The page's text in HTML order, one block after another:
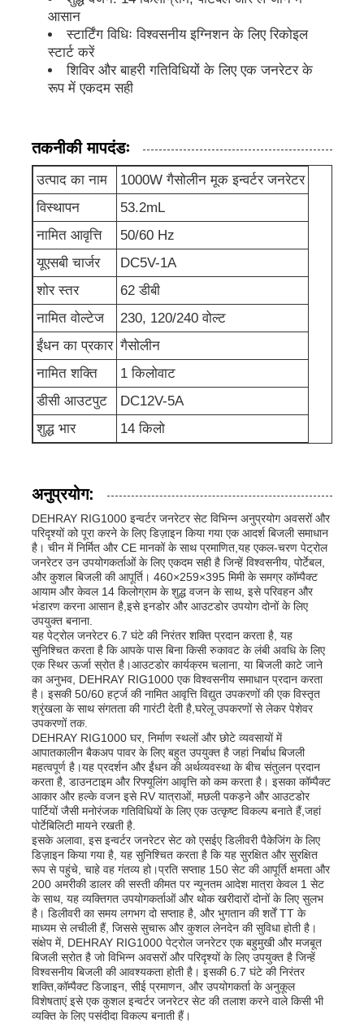
ध्वनिरोधी जनरेटर सेट
गृह उपयोग जनरेटर
चंदवा जनरेटर सेट
कम शोर जनरेटर
जनरेटर रखरखाव
वेल्डिंग जेनरेटर सेट
डीजल इंजन जनरेटर
अपशिष्ट जल पंप
आसान
स्टार्टिंग विधिः विश्वसनीय इग्निशन के लिए रिकोइल
स्टार्ट करें
शिविर और बाहरी गतिविधियों के लिए एक जनरेटर के
रूप में एकदम सही
तकनीकी मापदंडः
उत्पाद का नाम
1000W गैसोलीन मूक इन्वर्टर जनरेटर
विस्थापन
53.2mL
नामित आवृत्ति
50/60 Hz
यूएसबी चार्जर
DC5V-1A
शोर स्तर
62 डीबी
नामित वोल्टेज
230, 120/240 वोल्ट
ईंधन का प्रकार गैसोलीन
नामित शक्ति
1 किलोवाट
डीसी आउटपुट
DC12V-5A
शुद्ध भार
14 किलो
अनुप्रयोग:
DEHRAY RIG1000 इन्वर्टर जनरेटर सेट विभिन्न अनुप्रयोग अवसरों और
परिदृश्यों को पूरा करने के लिए डिज़ाइन किया गया एक आदर्श बिजली समाधान
है। चीन में निर्मित और CE मानकों के साथ प्रमाणित,यह एकल-चरण पेट्रोल
जनरेटर उन उपयोगकर्ताओं के लिए एकदम सही है जिन्हें विश्वसनीय, पोर्टेबल,
और कुशल बिजली की आपूर्ति। 460×259×395 मिमी के समग्र कॉम्पैक्ट
आयाम और केवल 14 किलोग्राम के शुद्ध वजन के साथ, इसे परिवहन और
भंडारण करना आसान है,इसे इनडोर और आउटडोर उपयोग दोनों के लिए
उपयुक्त बनाना.
यह पेट्रोल जनरेटर 6.7 घंटे की निरंतर शक्ति प्रदान करता है, यह
सुनिश्चित करता है कि आपके पास बिना किसी रुकावट के लंबी अवधि के लिए
एक स्थिर ऊर्जा स्रोत है।आउटडोर कार्यक्रम चलाना, या बिजली काटे जाने
का अनुभव, DEHRAY RIG1000 एक विश्वसनीय समाधान प्रदान करता
है। इसकी 50/60 हर्ट्ज की नामित आवृत्ति विद्युत उपकरणों की एक विस्तृत
श्रृंखला के साथ संगतता की गारंटी देती है,घरेलू उपकरणों से लेकर पेशेवर
उपकरणों तक.
DEHRAY RIG1000 घर, निर्माण स्थलों और छोटे व्यवसायों में
आपातकालीन बैकअप पावर के लिए बहुत उपयुक्त है जहां निर्बाध बिजली
महत्वपूर्ण है।यह प्रदर्शन और ईंधन की अर्थव्यवस्था के बीच संतुलन प्रदान
करता है, डाउनटाइम और रिफ्यूलिंग आवृत्ति को कम करता है। इसका कॉम्पैक्ट
आकार और हल्के वजन इसे RV यात्राओं, मछली पकड़ने और आउटडोर
पार्टियों जैसी मनोरंजक गतिविधियों के लिए एक उत्कृष्ट विकल्प बनाते हैं,जहां
पोर्टेबिलिटी मायने रखती है.
इसके अलावा, इस इन्वर्टर जनरेटर सेट को एसईए डिलीवरी पैकेजिंग के लिए
डिज़ाइन किया गया है, यह सुनिश्चित करता है कि यह सुरक्षित और सुरक्षित
रूप से पहुंचे, चाहे वह गंतव्य हो।प्रति सप्ताह 150 सेट की आपूर्ति क्षमता और
200 अमरीकी डालर की सस्ती कीमत पर न्यूनतम आदेश मात्रा केवल 1 सेट
के साथ, यह व्यक्तिगत उपयोगकर्ताओं और थोक खरीदारों दोनों के लिए सुलभ
है। डिलीवरी का समय लगभग दो सप्ताह है, और भुगतान की शर्तें TT के
माध्यम से लचीली हैं, जिससे सुचारू और कुशल लेनदेन की सुविधा होती है।
संक्षेप में, DEHRAY RIG1000 पेट्रोल जनरेटर एक बहुमुखी और मजबूत
बिजली स्रोत है जो विभिन्न अवसरों और परिदृश्यों के लिए उपयुक्त है जिन्हें
विश्वसनीय बिजली की आवश्यकता होती है। इसकी 6.7 घंटे की निरंतर
शक्ति,कॉम्पैक्ट डिजाइन, सीई प्रमाणन, और उपयोगकर्ता के अनुकूल
विशेषताएं इसे एक कुशल इन्वर्टर जनरेटर सेट की तलाश करने वाले किसी भी
व्यक्ति के लिए पसंदीदा विकल्प बनाती हैं।